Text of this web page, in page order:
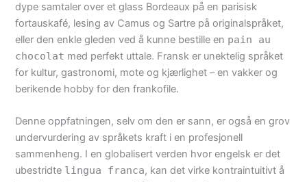
dype samtaler over et glass Bordeaux på en parisisk
fortauskafé, lesing av Camus og Sartre på originalspråket,
eller den enkle gleden ved å kunne bestille en pain au
chocolat med perfekt uttale. Fransk er unektelig språket
for kultur, gastronomi, mote og kjærlighet – en vakker og
berikende hobby for den frankofile.
Denne oppfatningen, selv om den er sann, er også en grov
undervurdering av språkets kraft i en profesjonell
sammenheng. I en globalisert verden hvor engelsk er det
ubestridte lingua franca, kan det virke kontraintuitivt å